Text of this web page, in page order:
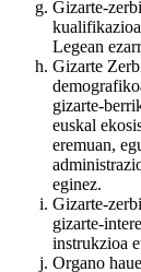
Gizarte-
kualifikazioa
Legean
Gizarte
gizarte-
euskal
eremuan,
eginez.
Gizarte-
gizarte-
instrukzioa
Organo